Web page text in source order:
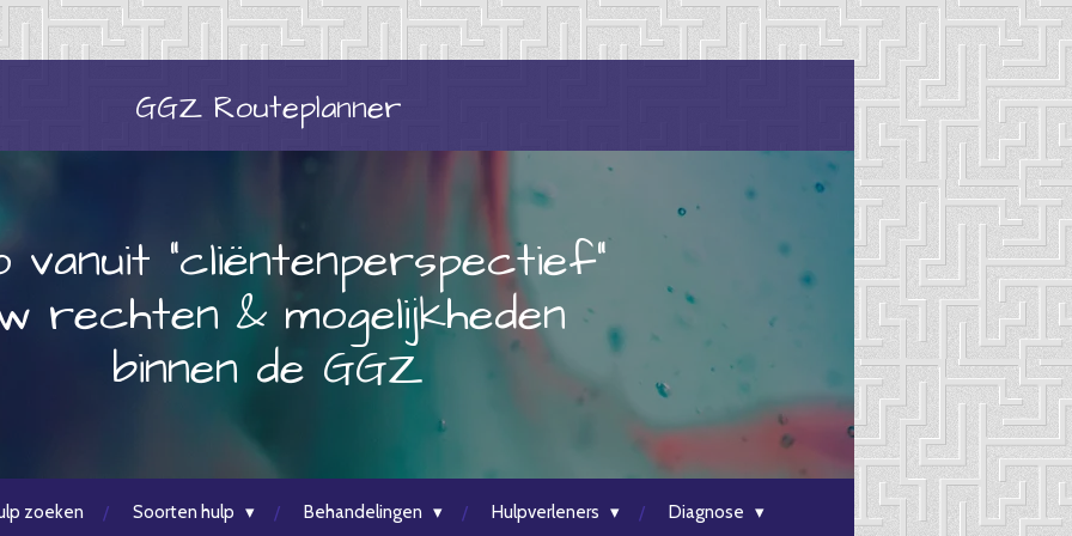
GGZRouteplanner
vanuit "cliëntenperspectief"
rechten & mogelijkheden
binnen de GGZ
zoeken Soorten hulp Behandelingen Hulpverleners Diagnose